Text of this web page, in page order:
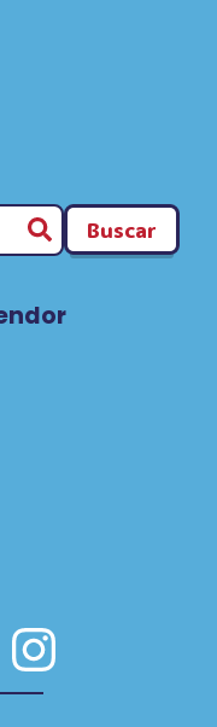
Buscar